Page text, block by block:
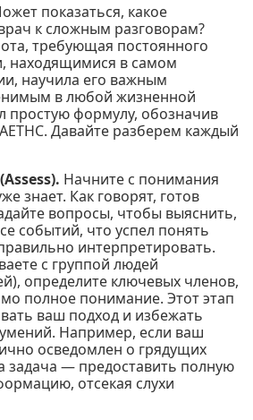
показаться, какое
к сложным разговорам?
требующая постоянного
находящимися в самом
научила его важным
в любой жизненной
простую формулу, обозначив
Давайте разберем каждый
Начните с понимания
знает. Как говорят, готов
вопросы, чтобы выяснить,
событий, что успел понять
интерпретировать.
с группой людей
определите ключевых членов,
полное понимание. Этот этап
ваш подход и избежать
Например, если ваш
осведомлен о грядущих
задача — предоставить полную
отсекая слухи